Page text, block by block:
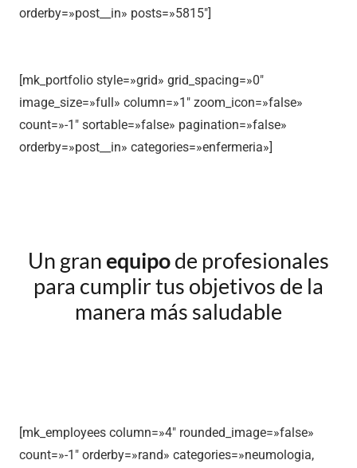
orderby=»post__in» posts=»5815″]
[mk_portfolio style=»grid» grid_spacing=»0″
image_size=»full» column=»1″ zoom_icon=»false»
count=»-1″ sortable=»false» pagination=»false»
orderby=»post__in» categories=»enfermeria»]
Un granequipode profesionales
para cumplir tus objetivos de la
manera más saludable
[mk_employees column=»4″ rounded_image=»false»
count=»-1″ orderby=»rand» categories=»neumologia,